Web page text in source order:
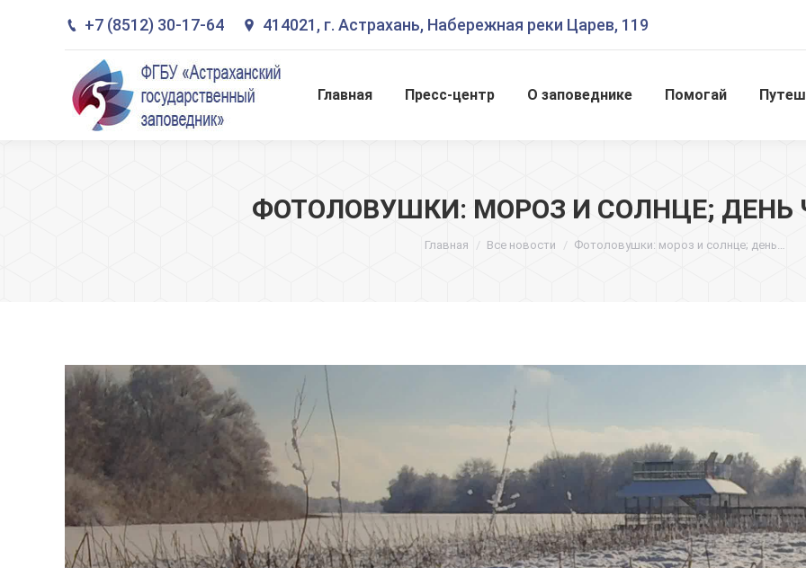
+7 (8512) 30-17-64 414021, г. Астрахань, Набережная реки Царев, 119
Главная Пресс-центр О заповеднике Помогай
ФОТОЛОВУШКИ: МОРОЗ И СОЛНЦЕ; ДЕНЬ
Вы здесь:
Главная Все новости Фотоловушки: мороз и солнце; день…
Главная Пресс-центр О заповеднике